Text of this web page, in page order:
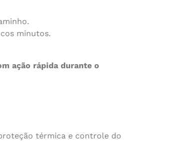
minutos.
ação rápida durante o
térmica e controle do